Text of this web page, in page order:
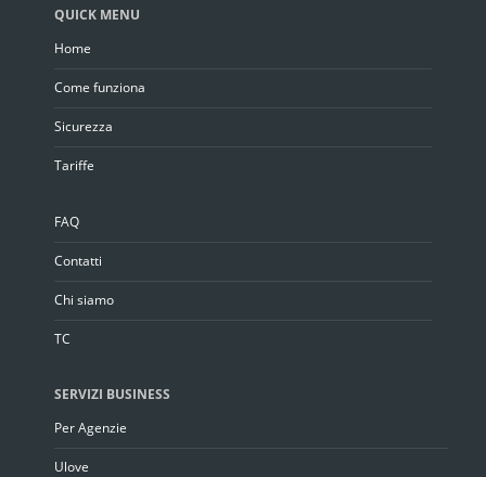
QUICK MENU
Home
Come funziona
Sicurezza
Tariffe
FAQ
Contatti
Chi siamo
TC
SERVIZI BUSINESS
Per Agenzie
Ulove